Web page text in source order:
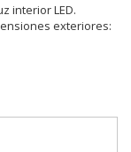
interior LED.
exteriores: